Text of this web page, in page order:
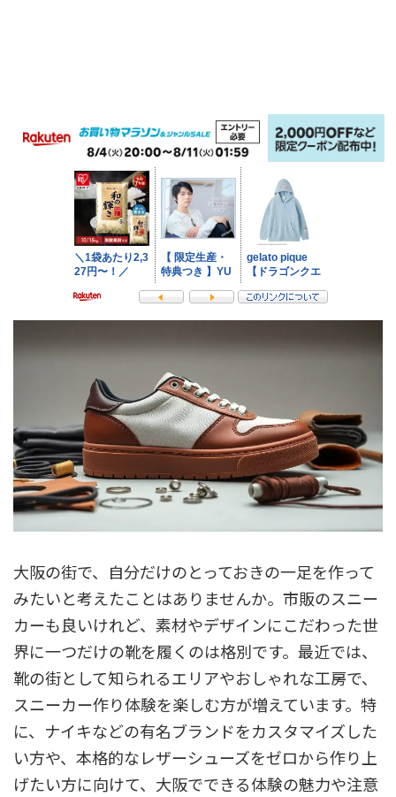
大阪の街で、自分だけのとっておきの一足を作って
みたいと考えたことはありませんか。市販のスニー
カーも良いけれど、素材やデザインにこだわった世
界に一つだけの靴を履くのは格別です。最近では、
靴の街として知られるエリアやおしゃれな工房で、
スニーカー作り体験を楽しむ方が増えています。特
に、ナイキなどの有名ブランドをカスタマイズした
い方や、本格的なレザーシューズをゼロから作り上
げたい方に向けて、大阪でできる体験の魅力や注意